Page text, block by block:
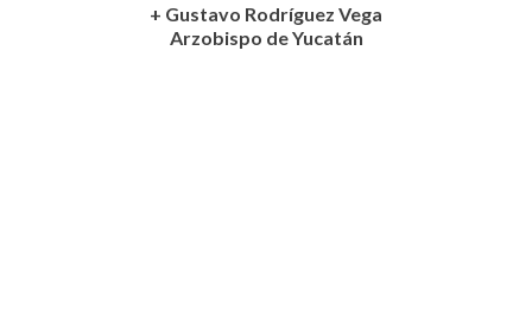
+ Gustavo Rodríguez Vega
Arzobispo de Yucatán